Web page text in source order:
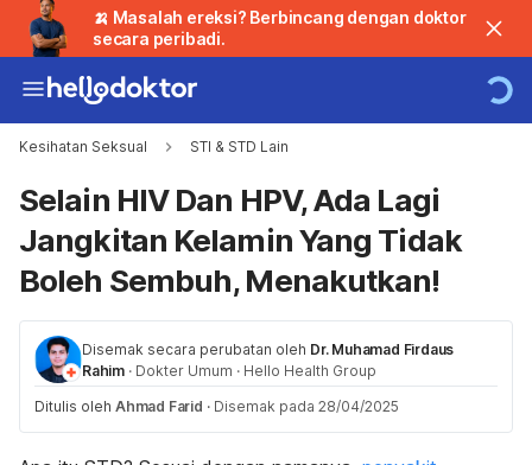
🍌 Masalah ereksi? Berbincang dengan doktor
secara peribadi.
Kesihatan Seksual STI & STD Lain
Selain HIV Dan HPV, Ada Lagi
Jangkitan Kelamin Yang Tidak
Boleh Sembuh, Menakutkan!
Disemak secara perubatan oleh Dr. Muhamad Firdaus
Rahim · Dokter Umum · Hello Health Group
Ditulis oleh Ahmad Farid · Disemak pada 28/04/2025